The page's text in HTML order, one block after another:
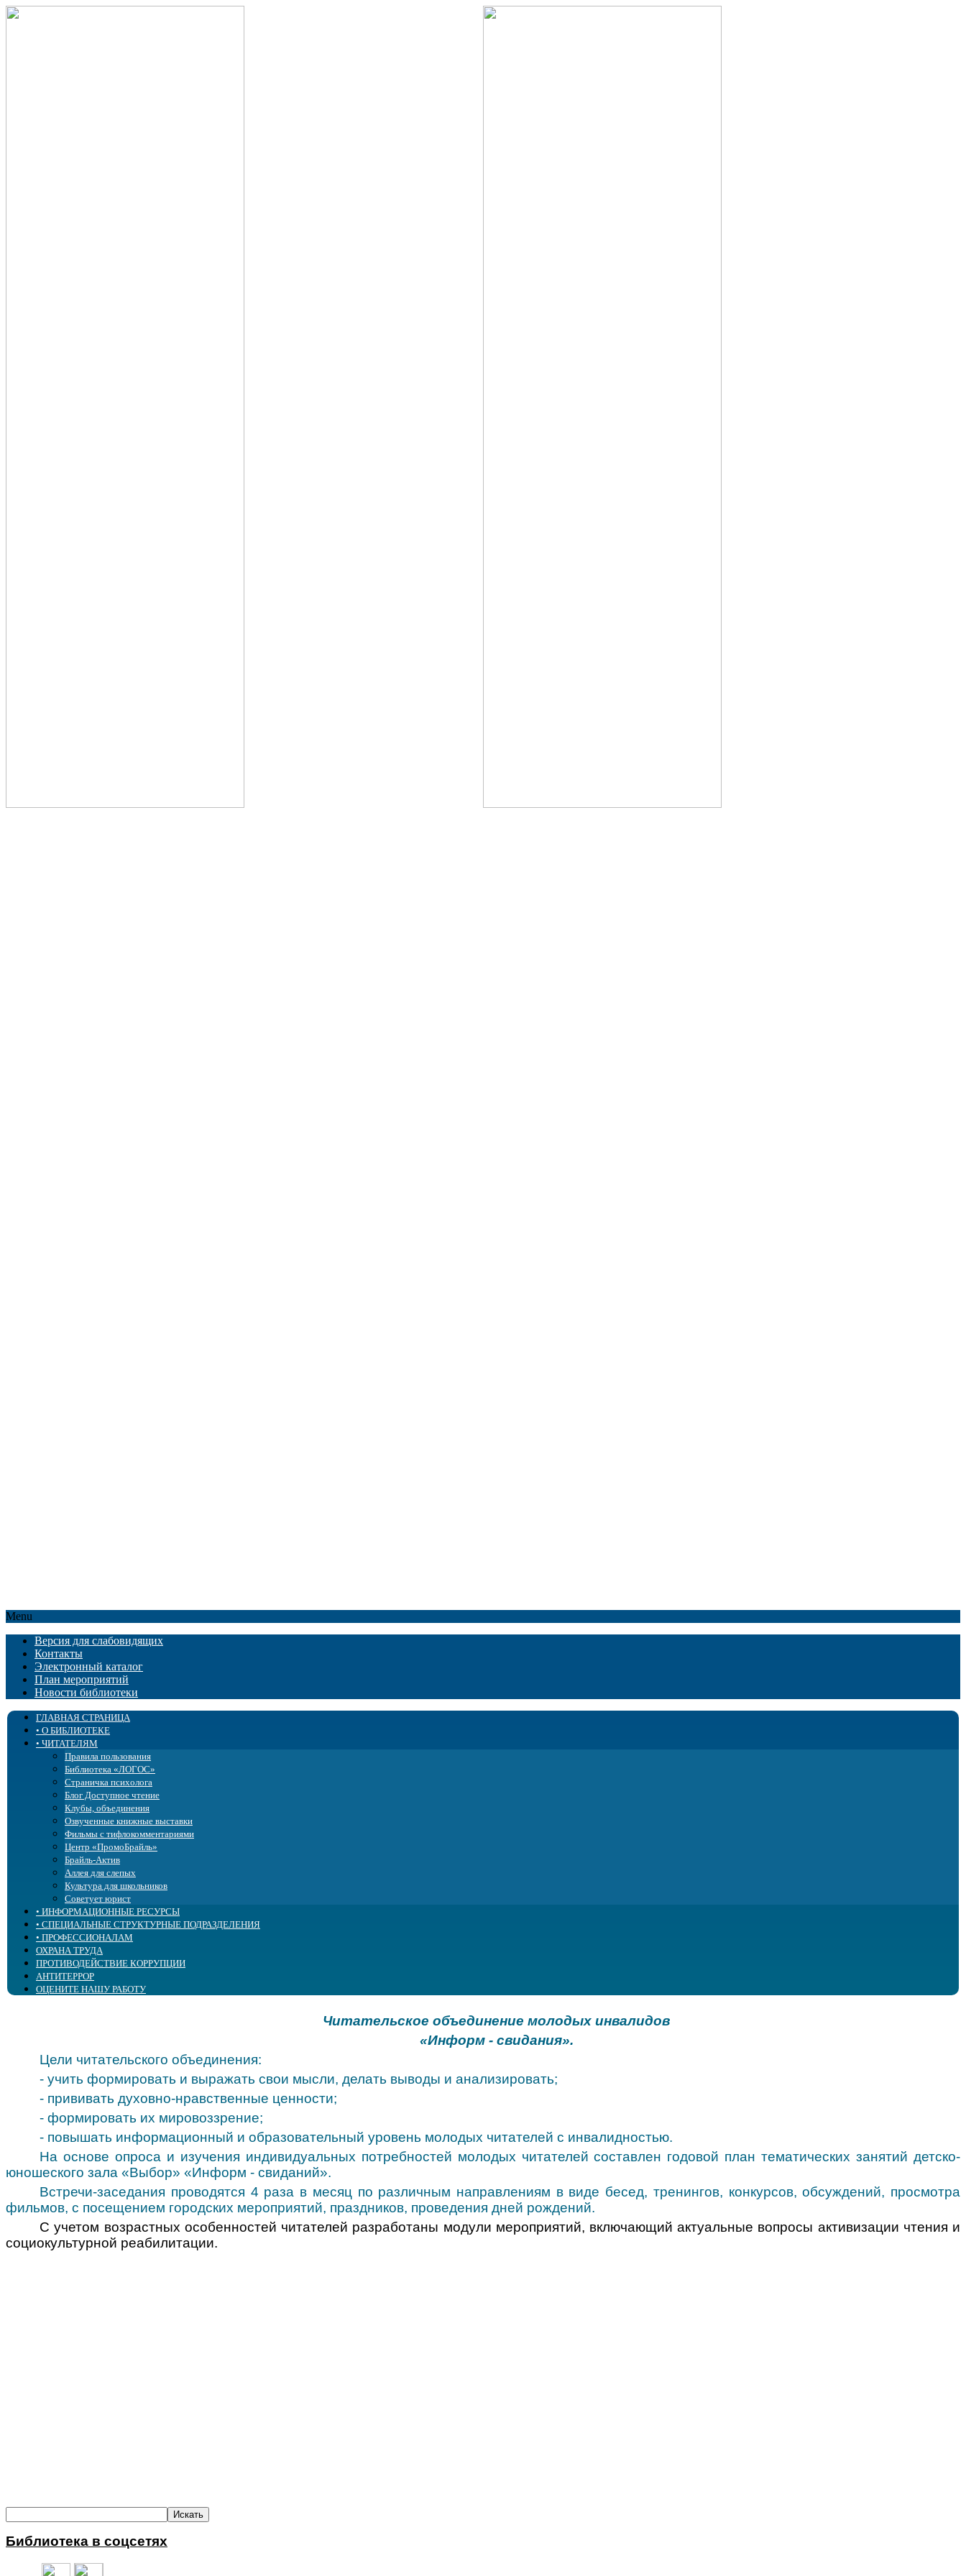
Menu
Версия для слабовидящих
Контакты
Электронный каталог
План мероприятий
Новости библиотеки
ГЛАВНАЯ СТРАНИЦА
• О БИБЛИОТЕКЕ
История
Учредительные документы
Государственное задание и оценка качества
Услуги
Образовательная деятельность
Структура
Бэкграундер
Попечительский совет
Сплошное сердце
Библиотека в СМИ
Профсоюз
Доступная среда
Сведения об учредителе
• ЧИТАТЕЛЯМ
Правила пользования
Библиотека «ЛОГОС»
Страничка психолога
Блог Доступное чтение
Клубы, объединения
Озвученные книжные выставки
Фильмы с тифлокомментариями
Центр «ПромоБрайль»
Брайль-Актив
Аллея для слепых
Культура для школьников
Советует юрист
• ИНФОРМАЦИОННЫЕ РЕСУРСЫ
Новые поступления
Электронные ресурсы
Периодические издания
Издания библиотеки
Тифлокалендарь
Тифлоновости
• СПЕЦИАЛЬНЫЕ СТРУКТУРНЫЕ ПОДРАЗДЕЛЕНИЯ
Центр социально-правовой информации
Детско-юношеский зал "Выбор"
Пресс-служба
Центр поддержки образования
Центр поддержки доступного туризма
• ПРОФЕССИОНАЛАМ
• Библиотечным специалистам
Интергрированное библиотечное обслуживание
Повышение квалификации
Виртуальный кабинет
Специалистам сферы воспитания и образования
Специалистам сферы реабилитации
Специалистам-офтальмологам
ОХРАНА ТРУДА
ПРОТИВОДЕЙСТВИЕ КОРРУПЦИИ
АНТИТЕРРОР
ОЦЕНИТЕ НАШУ РАБОТУ
Читательское объединение молодых инвалидов
«Информ - свидания».
Цели читательского объединения:
- учить формировать и выражать свои мысли, делать выводы и анализировать;
- прививать духовно-нравственные ценности;
- формировать их мировоззрение;
- повышать информационный и образовательный уровень молодых читателей с инвалидностью.
На основе опроса и изучения индивидуальных потребностей молодых читателей составлен годовой план тематических занятий детско-
юношеского зала «Выбор» «Информ - свиданий».
Встречи-заседания проводятся 4 раза в месяц по различным направлениям в виде бесед, тренингов, конкурсов, обсуждений, просмотра
фильмов, с посещением городских мероприятий, праздников, проведения дней рождений.
С учетом возрастных особенностей читателей разработаны модули мероприятий, включающий актуальные вопросы активизации чтения и
социокультурной реабилитации.
Библиотека в соцсетях